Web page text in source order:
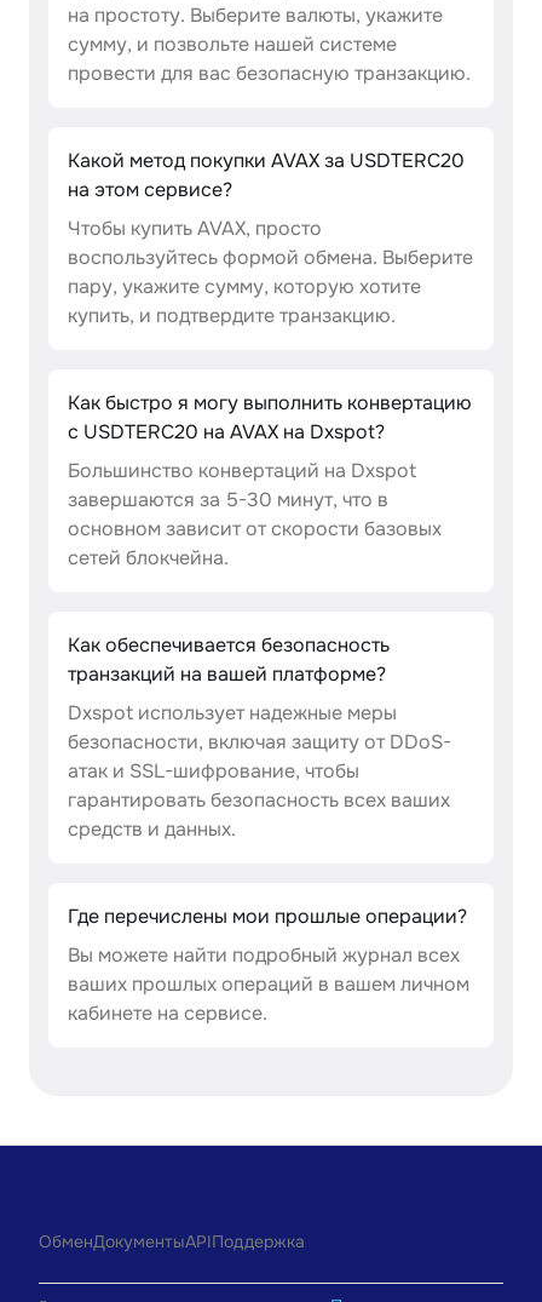
на простоту. Выберите валюты, укажите
сумму, и позвольте нашей системе
провести для вас безопасную транзакцию.
Какой метод покупки AVAX за USDTERC20
на этом сервисе?
Чтобы купить AVAX, просто
воспользуйтесь формой обмена. Выберите
пару, укажите сумму, которую хотите
купить, и подтвердите транзакцию.
Как быстро я могу выполнить конвертацию
с USDTERC20 на AVAX на Dxspot?
Большинство конвертаций на Dxspot
завершаются за 5-30 минут, что в
основном зависит от скорости базовых
сетей блокчейна.
Как обеспечивается безопасность
транзакций на вашей платформе?
Dxspot использует надежные меры
безопасности, включая защиту от DDoS-
атак и SSL-шифрование, чтобы
гарантировать безопасность всех ваших
средств и данных.
Где перечислены мои прошлые операции?
Вы можете найти подробный журнал всех
ваших прошлых операций в вашем личном
кабинете на сервисе.
ОбменДокументыAPIПоддержка